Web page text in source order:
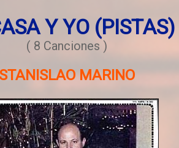
Y YO (PISTAS)
( 8 Canciones )
STANISLAO MARINO